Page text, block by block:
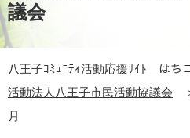
議会
八王子ｺﾐｭﾆﾃｨ活動応援ｻｲﾄ はち
活動法人八王子市民活動協議会
月